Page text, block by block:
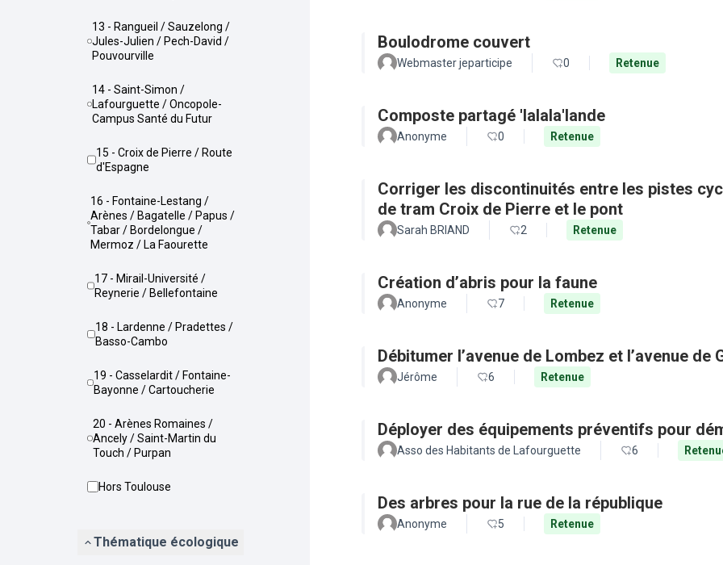
13 - Rangueil / Sauzelong /
Jules-Julien / Pech-David /
Pouvourville
14 - Saint-Simon /
Lafourguette / Oncopole-
Campus Santé du Futur
15 - Croix de Pierre / Route
d'Espagne
16 - Fontaine-Lestang /
Arènes / Bagatelle / Papus /
Tabar / Bordelongue /
Mermoz / La Faourette
17 - Mirail-Université /
Reynerie / Bellefontaine
18 - Lardenne / Pradettes /
Basso-Cambo
19 - Casselardit / Fontaine-
Bayonne / Cartoucherie
20 - Arènes Romaines /
Ancely / Saint-Martin du
Touch / Purpan
Hors Toulouse
Thématique écologique
Boulodrome couvert
Webmaster jeparticipe 0 Retenue
Composte partagé 'lalala'lande
Anonyme 0 Retenue
Corriger les discontinuités entre les pistes
de tram Croix de Pierre et le pont
Sarah BRIAND 2 Retenue
Création d’abris pour la faune
Anonyme 7 Retenue
Débitumer l’avenue de Lombez et l’avenue de
Jérôme 6 Retenue
Déployer des équipements préventifs pour
Asso des Habitants de Lafourguette 6
Des arbres pour la rue de la république
Anonyme 5 Retenue